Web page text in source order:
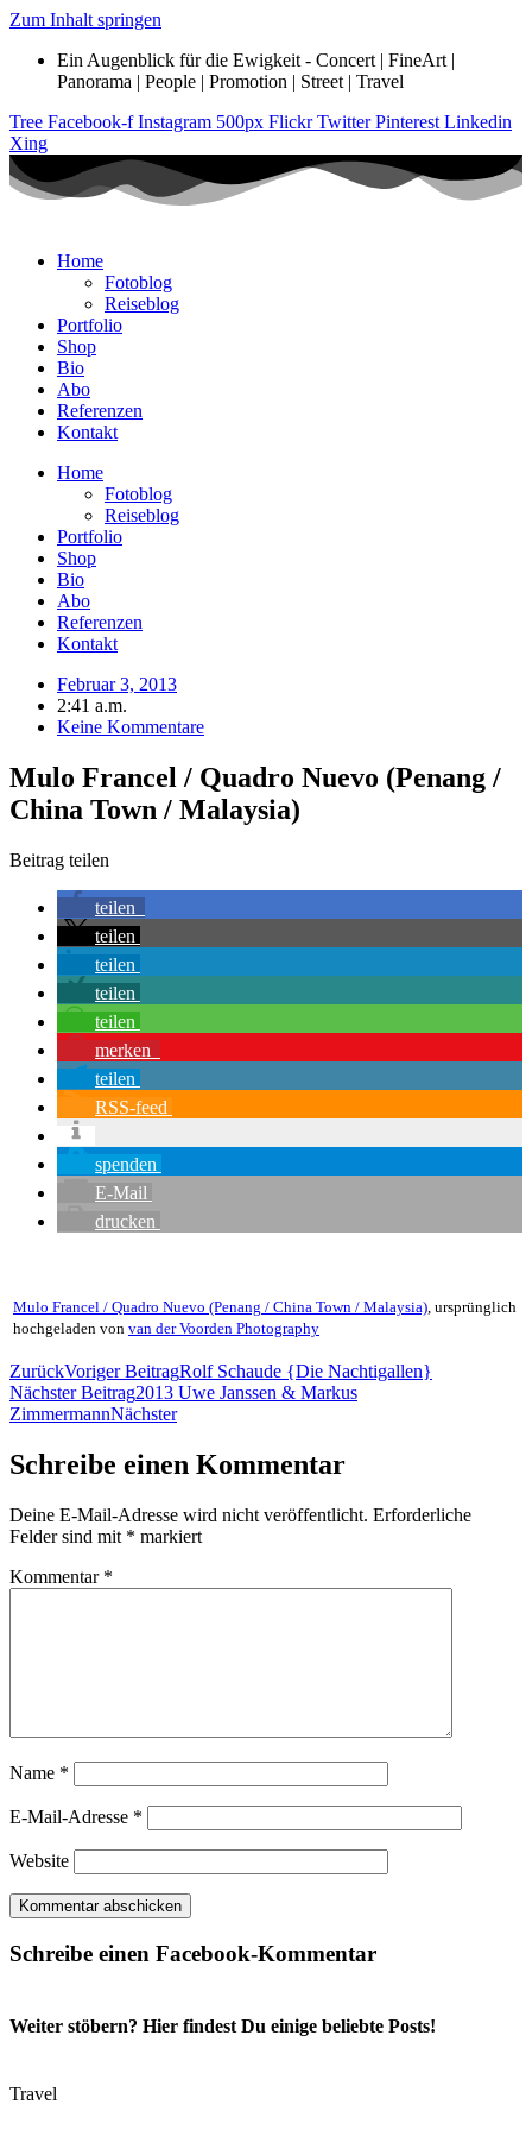
Zum Inhalt springen
Ein Augenblick für die Ewigkeit - Concert | FineArt |
Panorama | People | Promotion | Street | Travel
Tree Facebook-f Instagram 500px Flickr Twitter Pinterest Linkedin
Xing
Home
Fotoblog
Reiseblog
Portfolio
Shop
Bio
Abo
Referenzen
Kontakt
Home
Fotoblog
Reiseblog
Portfolio
Shop
Bio
Abo
Referenzen
Kontakt
Februar 3, 2013
2:41 a.m.
Keine Kommentare
Mulo Francel / Quadro Nuevo (Penang /
China Town / Malaysia)
Beitrag teilen
teilen
teilen
teilen
teilen
teilen
merken
teilen
RSS-feed
spenden
E-Mail
drucken
Mulo Francel / Quadro Nuevo (Penang / China Town / Malaysia), ursprünglich
hochgeladen von van der Voorden Photography
ZurückVoriger BeitragRolf Schaude {Die Nachtigallen}
Nächster Beitrag2013 Uwe Janssen & Markus
ZimmermannNächster
Schreibe einen Kommentar
Deine E-Mail-Adresse wird nicht veröffentlicht. Erforderliche
Felder sind mit * markiert
Kommentar *
Name *
E-Mail-Adresse *
Website
Schreibe einen Facebook-Kommentar
Weiter stöbern? Hier findest Du einige beliebte Posts!
Travel